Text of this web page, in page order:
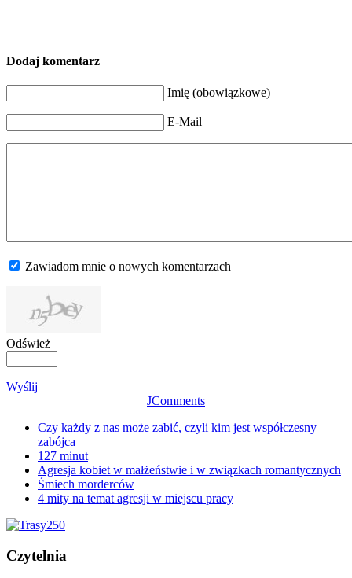
Dodaj komentarz
Imię (obowiązkowe)
E-Mail
Zawiadom mnie o nowych komentarzach
Odśwież
Wyślij
JComments
Czy każdy z nas może zabić, czyli kim jest współczesny
zabójca
127 minut
Agresja kobiet w małżeństwie i w związkach romantycznych
Śmiech morderców
4 mity na temat agresji w miejscu pracy
Czytelnia